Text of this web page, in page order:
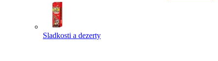
Sladkosti a dezerty